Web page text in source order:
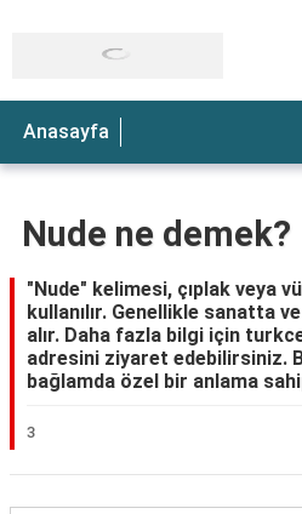
Anasayfa
Nude ne demek?
"Nude" kelimesi, çıplak veya
kullanılır. Genellikle sanatta
alır. Daha fazla bilgi için
adresini ziyaret edebilirsiniz.
bağlamda özel bir anlama
3